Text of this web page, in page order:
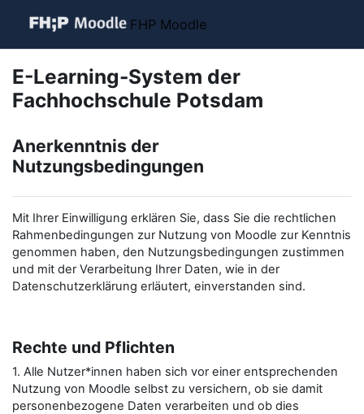
FHP Moodle
E-Learning-System der
Fachhochschule Potsdam
Anerkenntnis der
Nutzungsbedingungen
Mit Ihrer Einwilligung erklären Sie, dass Sie die rechtlichen
Rahmenbedingungen zur Nutzung von Moodle zur Kenntnis
genommen haben, den Nutzungsbedingungen zustimmen
und mit der Verarbeitung Ihrer Daten, wie in der
Datenschutzerklärung erläutert, einverstanden sind.
Rechte und Pflichten
1. Alle Nutzer*innen haben sich vor einer entsprechenden
Nutzung von Moodle selbst zu versichern, ob sie damit
personenbezogene Daten verarbeiten und ob dies